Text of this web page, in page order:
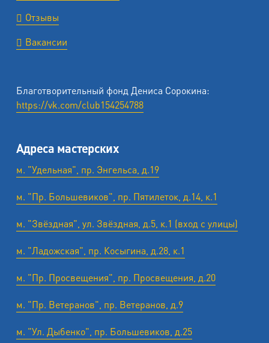
Отзывы
Вакансии
Благотворительный фонд Дениса Сорокина:
https://vk.com/club154254788
Адреса мастерских
м. "Удельная", пр. Энгельса, д.19
м. "Пр. Большевиков", пр. Пятилеток, д.14, к.1
м. "Звёздная", ул. Звёздная, д.5, к.1 (вход с улицы)
м. "Ладожская", пр. Косыгина, д.28, к.1
м. "Пр. Просвещения", пр. Просвещения, д.20
м. "Пр. Ветеранов", пр. Ветеранов, д.9
м. "Ул. Дыбенко", пр. Большевиков, д.25